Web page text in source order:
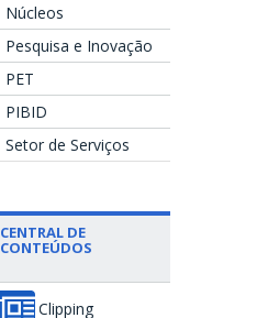
Núcleos
Pesquisa e Inovação
PET
PIBID
Setor de Serviços
CENTRAL DE
CONTEÚDOS
Clipping